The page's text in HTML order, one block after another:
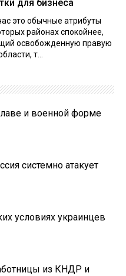
для бизнеса
это обычные атрибуты
районах спокойнее,
освобожденную правую
т...
и военной форме
системно атакует
условиях украинцев
из КНДР и